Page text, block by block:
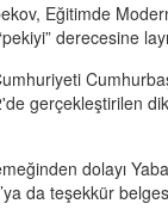
Eğitimde
derecesine
gerçekleştirilen
dolayı
da teşekkür